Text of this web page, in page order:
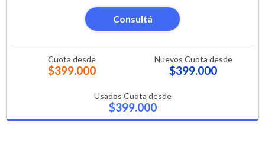
Consultá
Cuota desde
$399.000
Nuevos Cuota desde
$399.000
Usados Cuota desde
$399.000